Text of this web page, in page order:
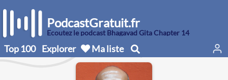
PodcastGratuit.fr
Écoutez le podcast Bhagavad Gita Chapter 14
Top 100 Explorer Ma liste